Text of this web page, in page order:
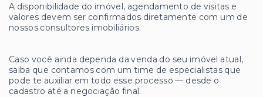
A disponibilidade do imóvel, agendamento de visitas e
valores devem ser confirmados diretamente com um de
nossos consultores imobiliários.
Caso você ainda dependa da venda do seu imóvel atual,
saiba que contamos com um time de especialistas que
pode te auxiliar em todo esse processo — desde o
cadastro até a negociação final.